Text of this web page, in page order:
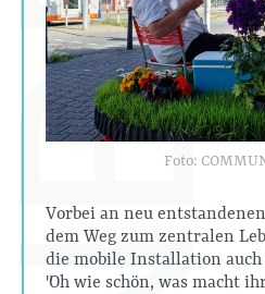
Foto:
Vorbei an neu
dem Weg zum zentralen
die mobile Installation auch
"Oh wie schön, was macht